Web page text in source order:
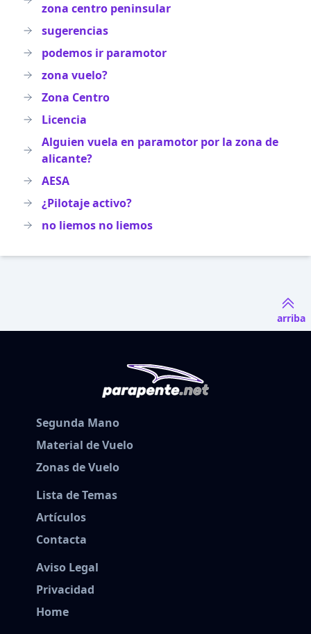
zona centro peninsular
sugerencias
podemos ir paramotor
zona vuelo?
Zona Centro
Licencia
Alguien vuela en paramotor por la zona de
alicante?
AESA
¿Pilotaje activo?
no liemos no liemos
arriba
Segunda Mano
Material de Vuelo
Zonas de Vuelo
Lista de Temas
Artículos
Contacta
Aviso Legal
Privacidad
Home